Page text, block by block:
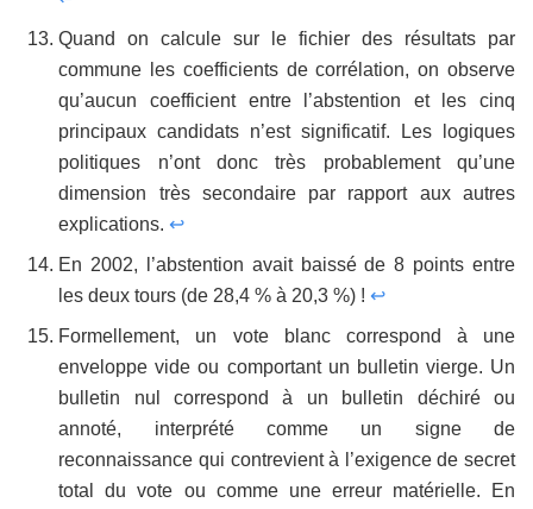
Quand on calcule sur le fichier des résultats par
commune les coefficients de corrélation, on observe
qu’aucun coefficient entre l’abstention et les cinq
principaux candidats n’est significatif. Les logiques
politiques n’ont donc très probablement qu’une
dimension très secondaire par rapport aux autres
explications. ↩
En 2002, l’abstention avait baissé de 8 points entre
les deux tours (de 28,4 % à 20,3 %) ! ↩
Formellement, un vote blanc correspond à une
enveloppe vide ou comportant un bulletin vierge. Un
bulletin nul correspond à un bulletin déchiré ou
annoté, interprété comme un signe de
reconnaissance qui contrevient à l’exigence de secret
total du vote ou comme une erreur matérielle. En